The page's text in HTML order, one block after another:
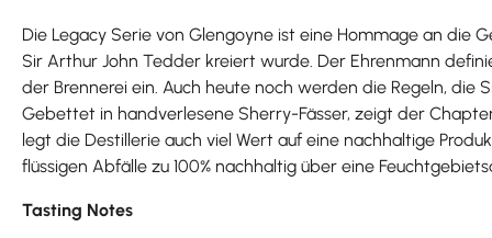
Die Legacy Serie von Glengoyne ist eine Hommage an die
Sir Arthur John Tedder kreiert wurde. Der Ehrenmann
der Brennerei ein. Auch heute noch werden die Regeln,
Gebettet in handverlesene Sherry-Fässer, zeigt der
legt die Destillerie auch viel Wert auf eine nachhaltige
flüssigen Abfälle zu 100% nachhaltig über eine
Tasting Notes